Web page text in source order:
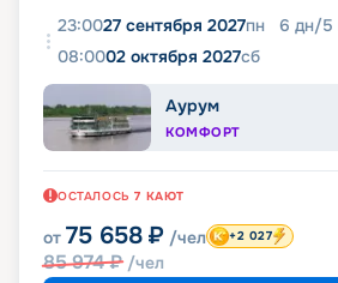
23:0027 сентября 2027пн 6 дн/5
08:0002 октября 2027сб
Аурум
КОМФОРТ
ОСТАЛОСЬ 7 КАЮТ
от 75 658 ₽ /чел
85 974₽ /чел
+2 027